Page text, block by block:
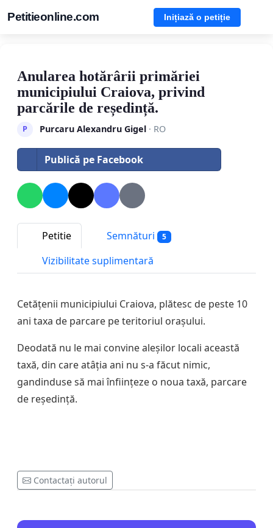
Petitieonline.com Inițiază o petiție
Anularea hotărârii primăriei
municipiului Craiova, privind
parcările de reședință.
P Purcaru Alexandru Gigel· RO
Publică pe Facebook
Petitie Semnături 5
Vizibilitate suplimentară
Cetățenii municipiului Craiova, plătesc de peste 10
ani taxa de parcare pe teritoriul orașului.
Deodată nu le mai convine aleșilor locali această
taxă, din care atâția ani nu s-a făcut nimic,
gandinduse să mai înființeze o noua taxă, parcare
de reședință.
Contactați autorul